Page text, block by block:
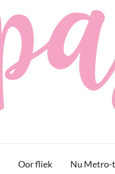
Oor fliek Nu Metro-